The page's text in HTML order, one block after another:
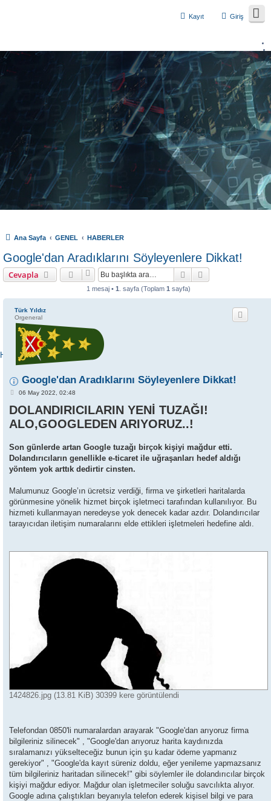
Giriş
Kayıt
ANKA NEFERLER
TİM | FORUM
Hoşgeldiniz
Ana Sayfa GENEL HABERLER
Google'dan Aradıklarını Söyleyenlere Dikkat!
Cevapla Ara
1 mesaj • 1 . sayfa (Toplam 1 sayfa)
Türk Yıldız
Orgeneral
Google'dan Aradıklarını Söyleyenlere Dikkat!
M
s
a
06 May 2022, 02:48
DOLANDIRICILARIN YENİ TUZAĞI!
ALO,GOOGLEDEN ARIYORUZ..!
Son günlerde artan Google tuzağı birçok kişiyi mağdur etti.
Dolandırıcıların genellikle e-ticaret ile uğraşanları hedef aldığı
yöntem yok arttık dedirtir cinsten.
Malumunuz Google’ın ücretsiz verdiği, firma ve şirketleri haritalarda
görünmesine yönelik hizmet birçok işletmeci tarafından kullanılıyor. Bu
hizmeti kullanmayan neredeyse yok denecek kadar azdır. Dolandırıcılar
tarayıcıdan iletişim numaralarını elde ettikleri işletmeleri hedefine aldı.
1424826.jpg (13.81 KiB) 30399 kere görüntülendi
Telefondan 0850'li numaralardan arayarak "Google'dan arıyoruz firma
bilgileriniz silinecek" , "Google'dan arıyoruz harita kaydınızda
sıralamanızı yükselteceğiz bunun için şu kadar ödeme yapmanız
gerekiyor" , "Google'da kayıt süreniz doldu, eğer yenileme yapmazsanız
tüm bilgileriniz haritadan silinecek!" gibi söylemler ile dolandırıcılar birçok
kişiyi mağdur ediyor. Mağdur olan işletmeciler soluğu savcılıkta alıyor.
Google adına çalıştıkları beyanıyla telefon ederek kişisel bilgi ve para